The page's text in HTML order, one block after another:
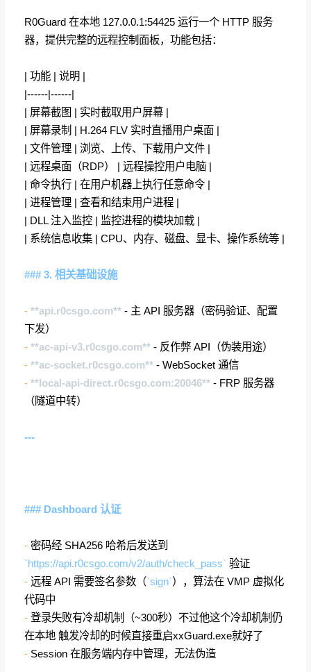
R0Guard 在本地 127.0.0.1:54425 运行一个 HTTP 服务
器，提供完整的远程控制面板，功能包括：
| 功能 | 说明 |
|------|------|
| 屏幕截图 | 实时截取用户屏幕 |
| 屏幕录制 | H.264 FLV 实时直播用户桌面 |
| 文件管理 | 浏览、上传、下载用户文件 |
| 远程桌面（RDP） | 远程操控用户电脑 |
| 命令执行 | 在用户机器上执行任意命令 |
| 进程管理 | 查看和结束用户进程 |
| DLL 注入监控 | 监控进程的模块加载 |
| 系统信息收集 | CPU、内存、磁盘、显卡、操作系统等 |
### 3. 相关基础设施
- **api.r0csgo.com** - 主 API 服务器（密码验证、配置
下发）
- **ac-api-v3.r0csgo.com** - 反作弊 API（伪装用途）
- **ac-socket.r0csgo.com** - WebSocket 通信
- **local-api-direct.r0csgo.com:20046** - FRP 服务器
（隧道中转）
---
### Dashboard 认证
- 密码经 SHA256 哈希后发送到
`https://api.r0csgo.com/v2/auth/check_pass` 验证
- 远程 API 需要签名参数（`sign`），算法在 VMP 虚拟化
代码中
- 登录失败有冷却机制（~300秒）不过他这个冷却机制仍
在本地 触发冷却的时候直接重启xxGuard.exe就好了
- Session 在服务端内存中管理，无法伪造